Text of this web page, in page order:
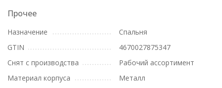
Прочее
Назначение
Спальня
GTIN
4670027875347
Снят с производства
Рабочий ассортимент
Материал корпуса
Металл